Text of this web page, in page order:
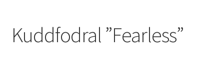
Kuddfodral ”Fearless”